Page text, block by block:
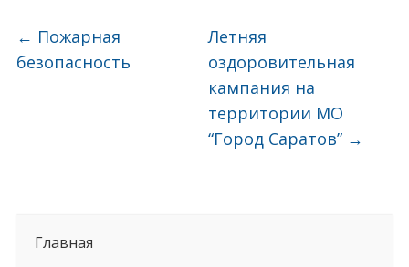
Главная
← Пожарная
безопасность
Летняя
оздоровительная
кампания на
территории МО
“Город Саратов” →